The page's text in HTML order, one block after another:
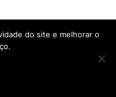
do site e melhorar o